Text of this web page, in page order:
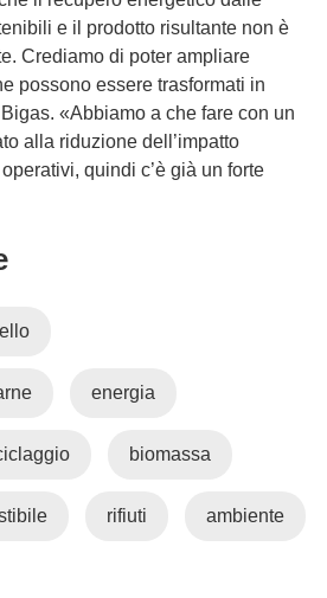
e il prodotto risultante non è
Crediamo di poter ampliare
possono essere trasformati in
«Abbiamo a che fare con un
alla riduzione dell’impatto
quindi c’è già un forte
energia
biomassa
rifiuti ambiente